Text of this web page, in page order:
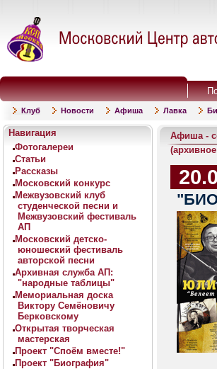
Клуб Новости Афиша Лавка
Навигация
Фотогалереи
Статьи
Рассказы
Московский конкурс
Межвузовский клуб
студенческой песни и
Межвузовский фестиваль
АП
Московский детско-
юношеский фестиваль
авторской песни
Архивная служба АП:
"народные таблицы"
Мемориальная доска
Виктору Семёновичу
Берковскому
Открытая творческая
мастерская
Проект "Споём вместе!"
Проект "Биография"
Афиша -